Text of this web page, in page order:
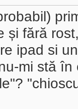
și fără
ipad si
mi stă în